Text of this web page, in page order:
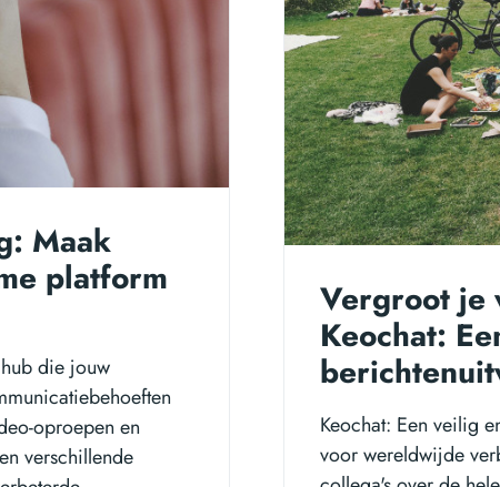
Maak
platform
die jouw
oproepen en
verschillende
Vergroot je
Keochat:
Keochat: Een veilig
voor wereldwijde